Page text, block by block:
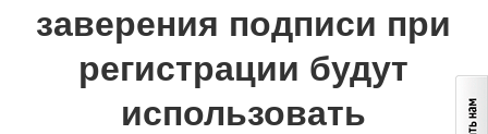
заверения подписи при
регистрации будут
использовать